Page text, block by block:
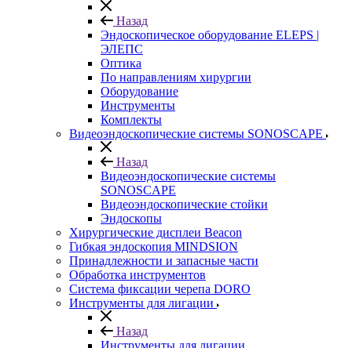
Назад
Эндоскопическое оборудование ELEPS |
ЭЛЕПС
Оптика
По направлениям хирургии
Оборудование
Инструменты
Комплекты
Видеоэндоскопические системы SONOSCAPE
Назад
Видеоэндоскопические системы
SONOSCAPE
Видеоэндоскопические стойки
Эндоскопы
Хирургические дисплеи Beacon
Гибкая эндоскопия MINDSION
Принадлежности и запасные части
Обработка инструментов
Система фиксации черепа DORO
Инструменты для лигации
Назад
Инструменты для лигации